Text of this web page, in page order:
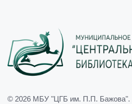
© 2026 МБУ "ЦГБ им. П.П. Бажова".